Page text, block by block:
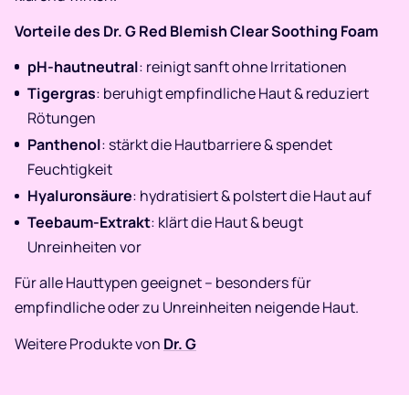
Vorteile des Dr. G Red Blemish Clear Soothing Foam
pH-hautneutral: reinigt sanft ohne Irritationen
Tigergras: beruhigt empfindliche Haut & reduziert
Rötungen
Panthenol: stärkt die Hautbarriere & spendet
Feuchtigkeit
Hyaluronsäure: hydratisiert & polstert die Haut auf
Teebaum-Extrakt: klärt die Haut & beugt
Unreinheiten vor
Für alle Hauttypen geeignet – besonders für
empfindliche oder zu Unreinheiten neigende Haut.
Weitere Produkte von Dr. G